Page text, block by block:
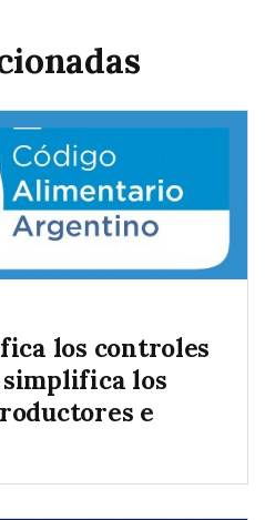
los controles
simplifica los
e